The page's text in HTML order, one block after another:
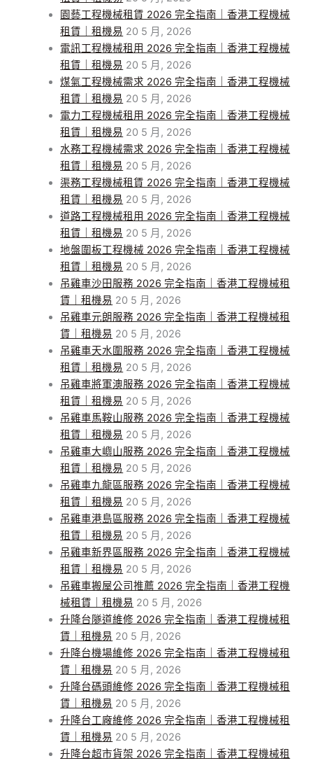
園藝工程機械租賃 2026 完全指南｜香港工程機械
租賃｜租機易 20 5 月, 2026
電訊工程機械租用 2026 完全指南｜香港工程機械
租賃｜租機易 20 5 月, 2026
煤氣工程機械需求 2026 完全指南｜香港工程機械
租賃｜租機易 20 5 月, 2026
電力工程機械租用 2026 完全指南｜香港工程機械
租賃｜租機易 20 5 月, 2026
水務工程機械需求 2026 完全指南｜香港工程機械
租賃｜租機易 20 5 月, 2026
渠務工程機械租賃 2026 完全指南｜香港工程機械
租賃｜租機易 20 5 月, 2026
道路工程機械租用 2026 完全指南｜香港工程機械
租賃｜租機易 20 5 月, 2026
地盤圍板工程機械 2026 完全指南｜香港工程機械
租賃｜租機易 20 5 月, 2026
吊雞車沙田服務 2026 完全指南｜香港工程機械租
賃｜租機易 20 5 月, 2026
吊雞車元朗服務 2026 完全指南｜香港工程機械租
賃｜租機易 20 5 月, 2026
吊雞車天水圍服務 2026 完全指南｜香港工程機械
租賃｜租機易 20 5 月, 2026
吊雞車將軍澳服務 2026 完全指南｜香港工程機械
租賃｜租機易 20 5 月, 2026
吊雞車馬鞍山服務 2026 完全指南｜香港工程機械
租賃｜租機易 20 5 月, 2026
吊雞車大嶼山服務 2026 完全指南｜香港工程機械
租賃｜租機易 20 5 月, 2026
吊雞車九龍區服務 2026 完全指南｜香港工程機械
租賃｜租機易 20 5 月, 2026
吊雞車港島區服務 2026 完全指南｜香港工程機械
租賃｜租機易 20 5 月, 2026
吊雞車新界區服務 2026 完全指南｜香港工程機械
租賃｜租機易 20 5 月, 2026
吊雞車搬屋公司推薦 2026 完全指南｜香港工程機
械租賃｜租機易 20 5 月, 2026
升降台隧道維修 2026 完全指南｜香港工程機械租
賃｜租機易 20 5 月, 2026
升降台機場維修 2026 完全指南｜香港工程機械租
賃｜租機易 20 5 月, 2026
升降台碼頭維修 2026 完全指南｜香港工程機械租
賃｜租機易 20 5 月, 2026
升降台工廠維修 2026 完全指南｜香港工程機械租
賃｜租機易 20 5 月, 2026
升降台超市貨架 2026 完全指南｜香港工程機械租